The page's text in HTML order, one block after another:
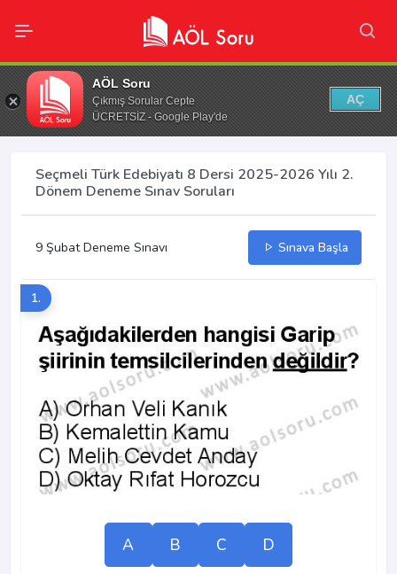
AÖL Soru
Çıkmış Sorular Cepte
ÜCRETSİZ - Google Play'de
AÇ
Seçmeli Türk Edebiyatı 8 Dersi 2025-2026 Yılı 2.
Dönem Deneme Sınav Soruları
9 Şubat Deneme Sınavı Sınava Başla
1.
A B C D